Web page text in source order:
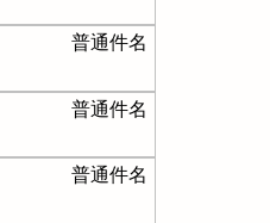
普通件名
普通件名
普通件名